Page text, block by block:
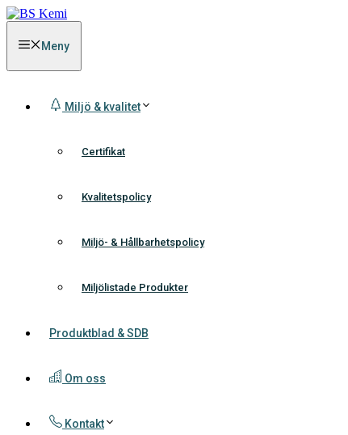
Hoppa
till
innehållMeny
Miljö & kvalitet
Certifikat
Kvalitetspolicy
Miljö- & Hållbarhetspolicy
Miljölistade Produkter
Produktblad & SDB
Om oss
Kontakt